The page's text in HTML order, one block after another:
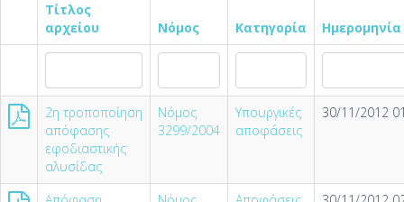
Τίτλος
αρχείου
Νόμος Κατηγορία Ημερομηνία
2η τροποποίηση
απόφασης
εφοδιαστικής
αλυσίδας
Νόμος
3299/2004
Υπουργικές
αποφάσεις
30/11/2012